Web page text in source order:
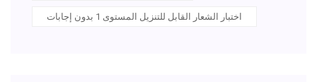
اختبار الشعار القابل للتنزيل المستوى 1 بدون إجابات